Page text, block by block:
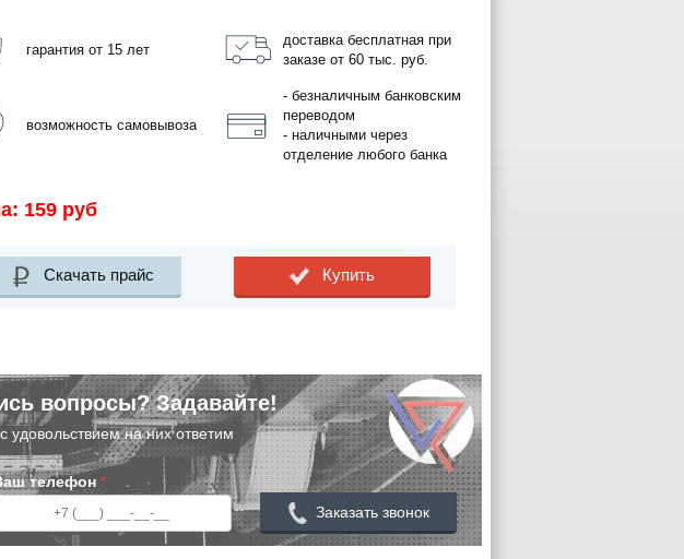
гарантия от 15 лет
доставка бесплатная при
заказе от 60 тыс. руб.
возможность самовывоза
- безналичным банковским
переводом
- наличными через
отделение любого банка
159 руб
Скачать прайс Купить
вопросы? Задавайте!
удовольствием на них ответим
телефон *
Заказать звонок